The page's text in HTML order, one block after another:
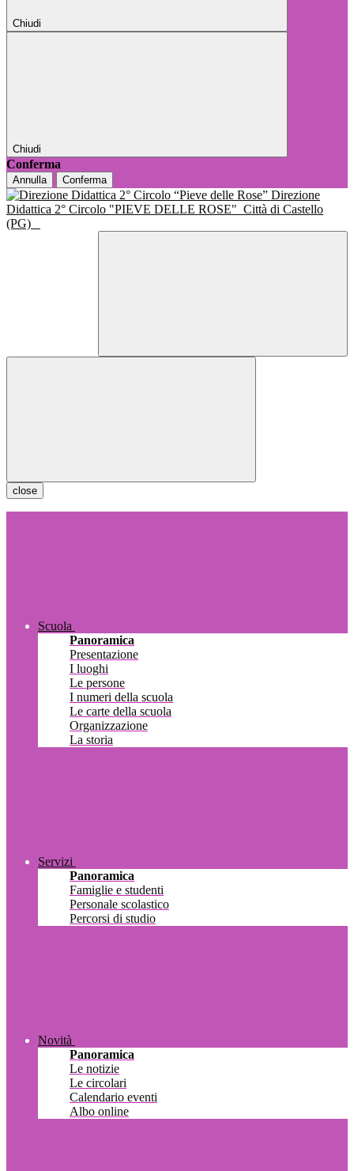
Chiudi
Chiudi
Conferma
Annulla Conferma
Direzione
Didattica 2° Circolo "PIEVE DELLE ROSE" Città di Castello
(PG)
close
Scuola
Panoramica
Presentazione
I luoghi
Le persone
I numeri della scuola
Le carte della scuola
Organizzazione
La storia
Servizi
Panoramica
Famiglie e studenti
Personale scolastico
Percorsi di studio
Novità
Panoramica
Le notizie
Le circolari
Calendario eventi
Albo online